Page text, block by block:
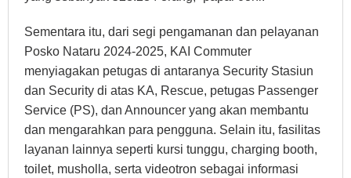
Sementara itu, dari segi pengamanan dan pelayanan
Posko Nataru 2024-2025, KAI Commuter
menyiagakan petugas di antaranya Security Stasiun
dan Security di atas KA, Rescue, petugas Passenger
Service (PS), dan Announcer yang akan membantu
dan mengarahkan para pengguna. Selain itu, fasilitas
layanan lainnya seperti kursi tunggu, charging booth,
toilet, musholla, serta videotron sebagai informasi